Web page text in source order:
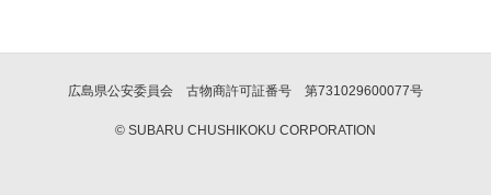
広島県公安委員会 古物商許可証番号 第731029600077号
© SUBARU CHUSHIKOKU CORPORATION